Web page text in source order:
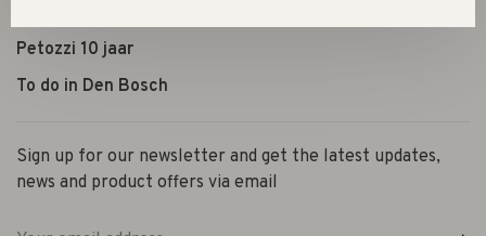
Petozzi 10 jaar
To do in Den Bosch
Sign up for our newsletter and get the latest updates,
news and product offers via email